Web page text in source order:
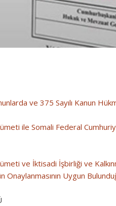
ve 375 Sayılı Kanun
ile Somali Federal
ve İktisadi İşbirliği ve
Uygun